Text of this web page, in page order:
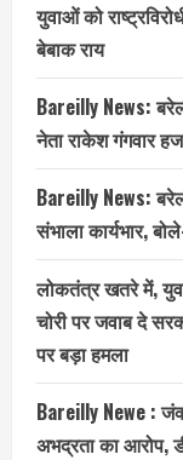
युवाओं को
बेबाक राय
Bareilly News:
नेता राकेश गंगवार
Bareilly News:
संभाला कार्यभार,
लोकतंत्र खतरे में,
चोरी पर जवाब दे
पर बड़ा हमला
Bareilly Newe :
अभद्रता का आरोप,